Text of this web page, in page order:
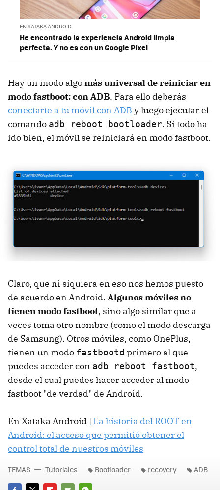
EN XATAKA ANDROID
He encontrado la experiencia Android limpia
perfecta. Y no es con un Google Pixel
Hay un modo algomás universal de reiniciar en
modo fastboot: con ADB. Para ello deberás
conectarte a tu móvil con ADB y luego ejecutar el
comando adb reboot bootloader. Si todo ha
ido bien, el móvil se reiniciará en modo fastboot.
Claro, que ni siquiera en eso nos hemos puesto
de acuerdo en Android. Algunos móviles no
tienen modo fastboot, sino algo similar que a
veces toma otro nombre (como el modo descarga
de Samsung). Otros móviles, como OnePlus,
tienen un modo fastbootd primero al que
puedes acceder con adb reboot fastboot,
desde el cual puedes hacer acceder al modo
fastboot "de verdad" de Android.
En Xataka Android | La historia del ROOT en
Android: el acceso que permitió obtener el
control total de nuestros móviles
TEMAS Tutoriales Bootloader recovery ADB